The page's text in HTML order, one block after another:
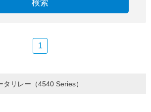
検索
1
リレー（4540 Series）